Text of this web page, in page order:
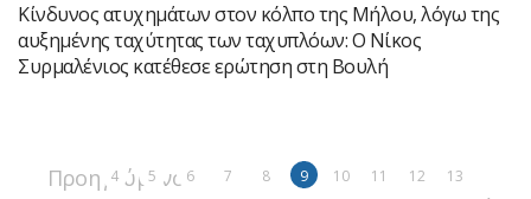
Κίνδυνος ατυχημάτων στον κόλπο της Μήλου, λόγω της
αυξημένης ταχύτητας των ταχυπλόων: Ο Νίκος
Συρμαλένιος κατέθεσε ερώτηση στη Βουλή
Προηγούμενο
4 5 6 7 8 9 10 11 12 13